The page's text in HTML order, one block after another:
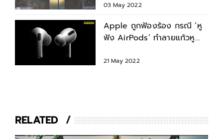
03 May 2022
Apple ถูกฟ้องร้อง กรณี ‘หู
ฟัง AirPods’ ทำลายแก้วหู
21 May 2022
RELATED